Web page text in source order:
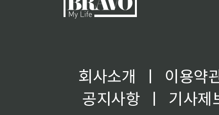
회사소개 ㅣ
이용약
공지사항
ㅣ
기사제